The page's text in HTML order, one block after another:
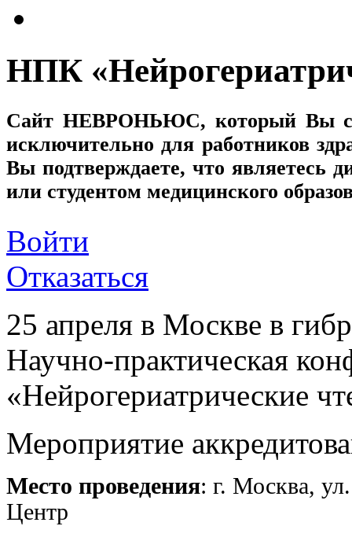
НПК
Сайт НЕВРОНЬЮС, который Вы
исключительно для работников
Вы подтверждаете, что являетесь
или студентом медицинского
Войти
Отказаться
25 апреля в Москве в
Научно-практическая
«Нейрогериатрические
Мероприятие
Место проведения: г. Москва,
Центр